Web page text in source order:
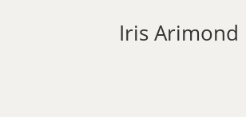
Iris Arimond